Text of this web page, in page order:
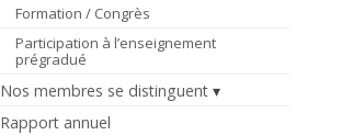
Formation / Congrès
Participation à l’enseignement
prégradué
Nos membres se distinguent
Rapport annuel